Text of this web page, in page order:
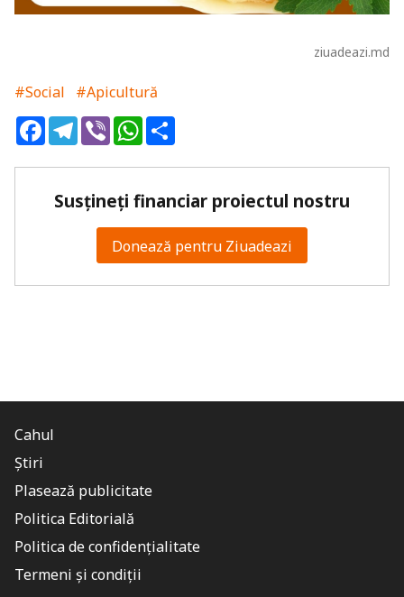
ziuadeazi.md
#Social
#Apicultură
FacebookTelegram
ViberWhatsApp
Susțineți financiar proiectul nostru
Donează pentru Ziuadeazi
Cahul
Știri
Plasează publicitate
Politica Editorială
Politica de confidențialitate
Termeni și condiții